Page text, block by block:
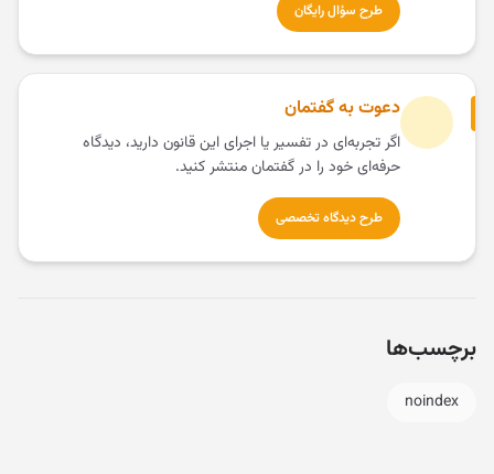
طرح سؤال رایگان
دعوت به گفتمان
اگر تجربه‌ای در تفسیر یا اجرای این قانون دارید، دیدگاه
حرفه‌ای خود را در گفتمان منتشر کنید.
طرح دیدگاه تخصصی
برچسب‌ها
noindex